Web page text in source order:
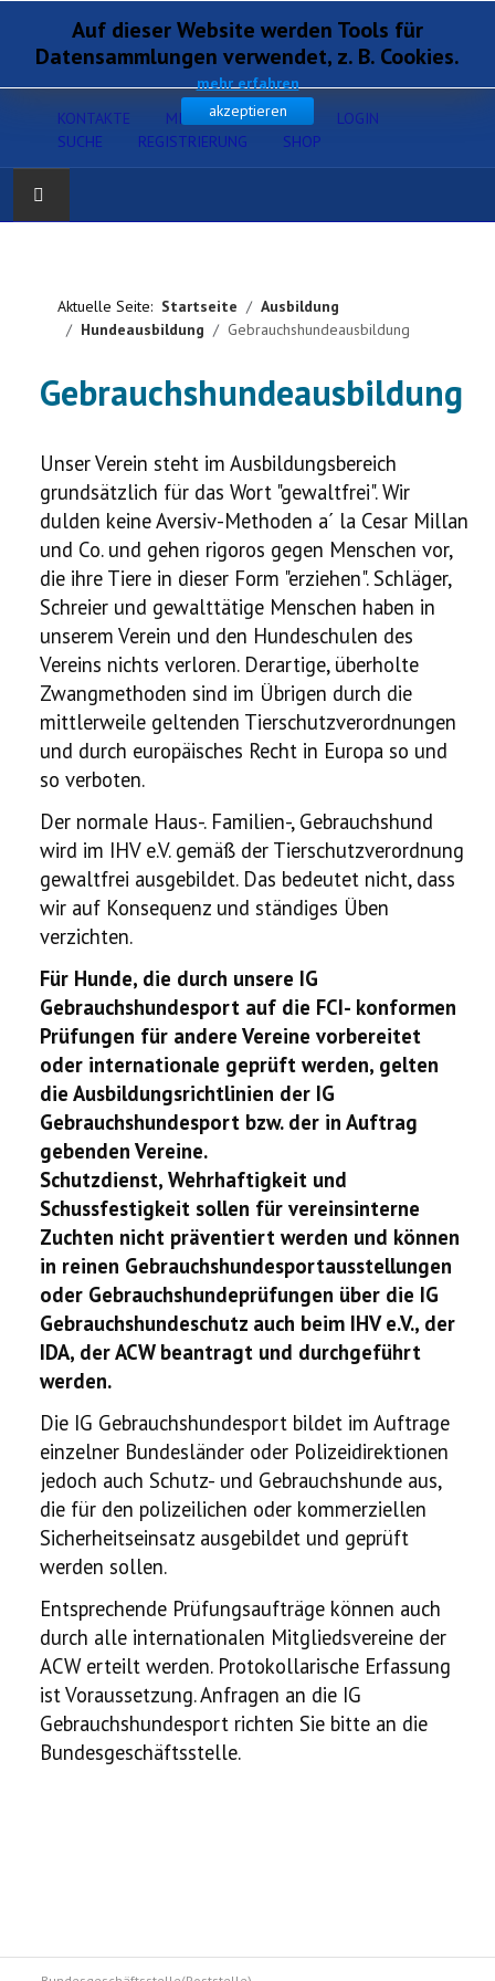
KONTAKTE MITGLIEDERSERVICE
LOGIN
SUCHE
REGISTRIERUNG SHOP
Verband
Ausbildung
Ausstellung
Ratgeber
Service
Termine
Neues
Aktuelle Seite: Startseite
Ausbildung
Hundeausbildung
Gebrauchshundeausbildung
Auf dieser Website werden Tools für
Datensammlungen verwendet, z. B. Cookies.
mehr erfahren
akzeptieren
Gebrauchshundeausbildung
Unser Verein steht im Ausbildungsbereich
grundsätzlich für das Wort "gewaltfrei". Wir
dulden keine Aversiv-Methoden a´ la Cesar Millan
und Co. und gehen rigoros gegen Menschen vor,
die ihre Tiere in dieser Form "erziehen". Schläger,
Schreier und gewalttätige Menschen haben in
unserem Verein und den Hundeschulen des
Vereins nichts verloren. Derartige, überholte
Zwangmethoden sind im Übrigen durch die
mittlerweile geltenden Tierschutzverordnungen
und durch europäisches Recht in Europa so und
so verboten.
Der normale Haus-. Familien-, Gebrauchshund
wird im IHV e.V. gemäß der Tierschutzverordnung
gewaltfrei ausgebildet. Das bedeutet nicht, dass
wir auf Konsequenz und ständiges Üben
verzichten.
Für Hunde, die durch unsere IG
Gebrauchshundesport auf die FCI- konformen
Prüfungen für andere Vereine vorbereitet
oder internationale geprüft werden, gelten
die Ausbildungsrichtlinien der IG
Gebrauchshundesport bzw. der in Auftrag
gebenden Vereine.
Schutzdienst, Wehrhaftigkeit und
Schussfestigkeit sollen für vereinsinterne
Zuchten nicht präventiert werden und können
in reinen Gebrauchshundesportausstellungen
oder Gebrauchshundeprüfungen über die IG
Gebrauchshundeschutz auch beim IHV e.V., der
IDA, der ACW beantragt und durchgeführt
werden.
Die IG Gebrauchshundesport bildet im Auftrage
einzelner Bundesländer oder Polizeidirektionen
jedoch auch Schutz- und Gebrauchshunde aus,
die für den polizeilichen oder kommerziellen
Sicherheitseinsatz ausgebildet und geprüft
werden sollen.
Entsprechende Prüfungsaufträge können auch
durch alle internationalen Mitgliedsvereine der
ACW erteilt werden. Protokollarische Erfassung
ist Voraussetzung. Anfragen an die IG
Gebrauchshundesport richten Sie bitte an die
Bundesgeschäftsstelle.